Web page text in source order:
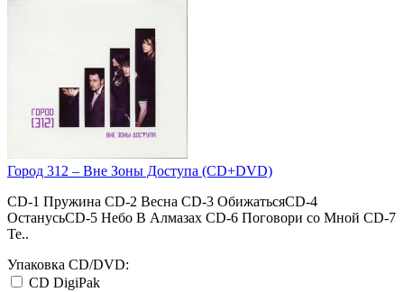
Город 312 ‎– Вне Зоны Доступа (CD+DVD)
CD-1 Пружина CD-2 Весна CD-3 ОбижатьсяCD-4
ОстанусьCD-5 Небо В Алмазах CD-6 Поговори со Мной CD-7
Те..
Упаковка CD/DVD:
CD DigiPak